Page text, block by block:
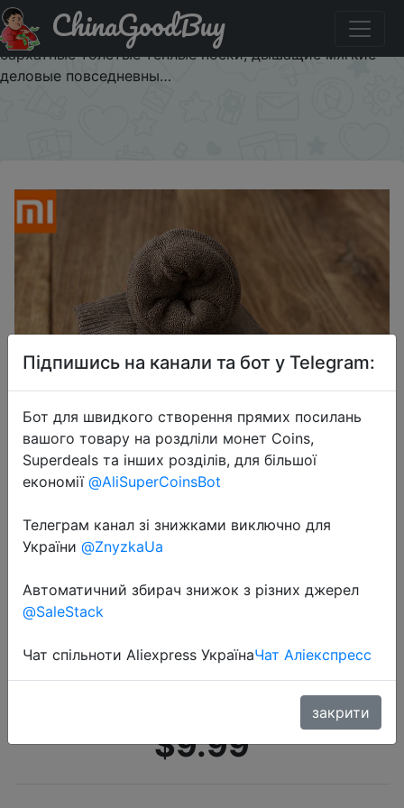
Придбати по знижці Мужские зимние носки Xiaomi
Mijia 5 пар, мужские хлопковые длинные носки,
бархатные толстые теплые носки, дышащие мягкие
деловые повседневны…
ChinaGoodBuy
2021-01-11
Mijia 5 пар, мужские хлопковые
длинные носки, бархатные
толстые теплые носки, дышащие
мягкие деловые повседневны…
$9.99
Підпишись на канали та бот у Telegram:
Бот для швидкого створення прямих посилань
вашого товару на роздліли монет Coins,
Superdeals та інших розділів, для більшої
економії @AliSuperCoinsBot
Телеграм канал зі знижками виключно для
України @ZnyzkaUa
Автоматичний збирач знижок з різних джерел
@SaleStack
Чат спільноти Aliexpress УкраїнаЧат Аліекспресс
закрити